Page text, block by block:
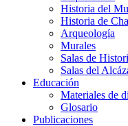
Historia del
Historia de
Arqueología
Murales
Salas de
Salas del
Educación
Materiales de
Glosario
Publicaciones